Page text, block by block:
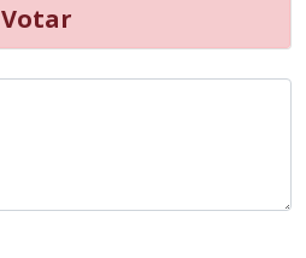
Votar